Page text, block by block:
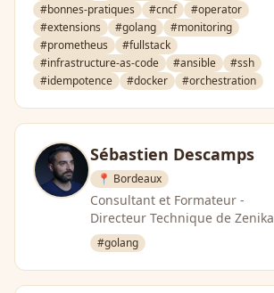
#bonnes-pratiques
#cncf
#operator
#extensions
#golang
#monitoring
#prometheus
#fullstack
#infrastructure-as-code
#ansible
#ssh
#idempotence
#docker #orchestration
Sébastien Descamps
📍 Bordeaux
Consultant et Formateur -
Directeur Technique de Zenika
Bordeaux
#golang